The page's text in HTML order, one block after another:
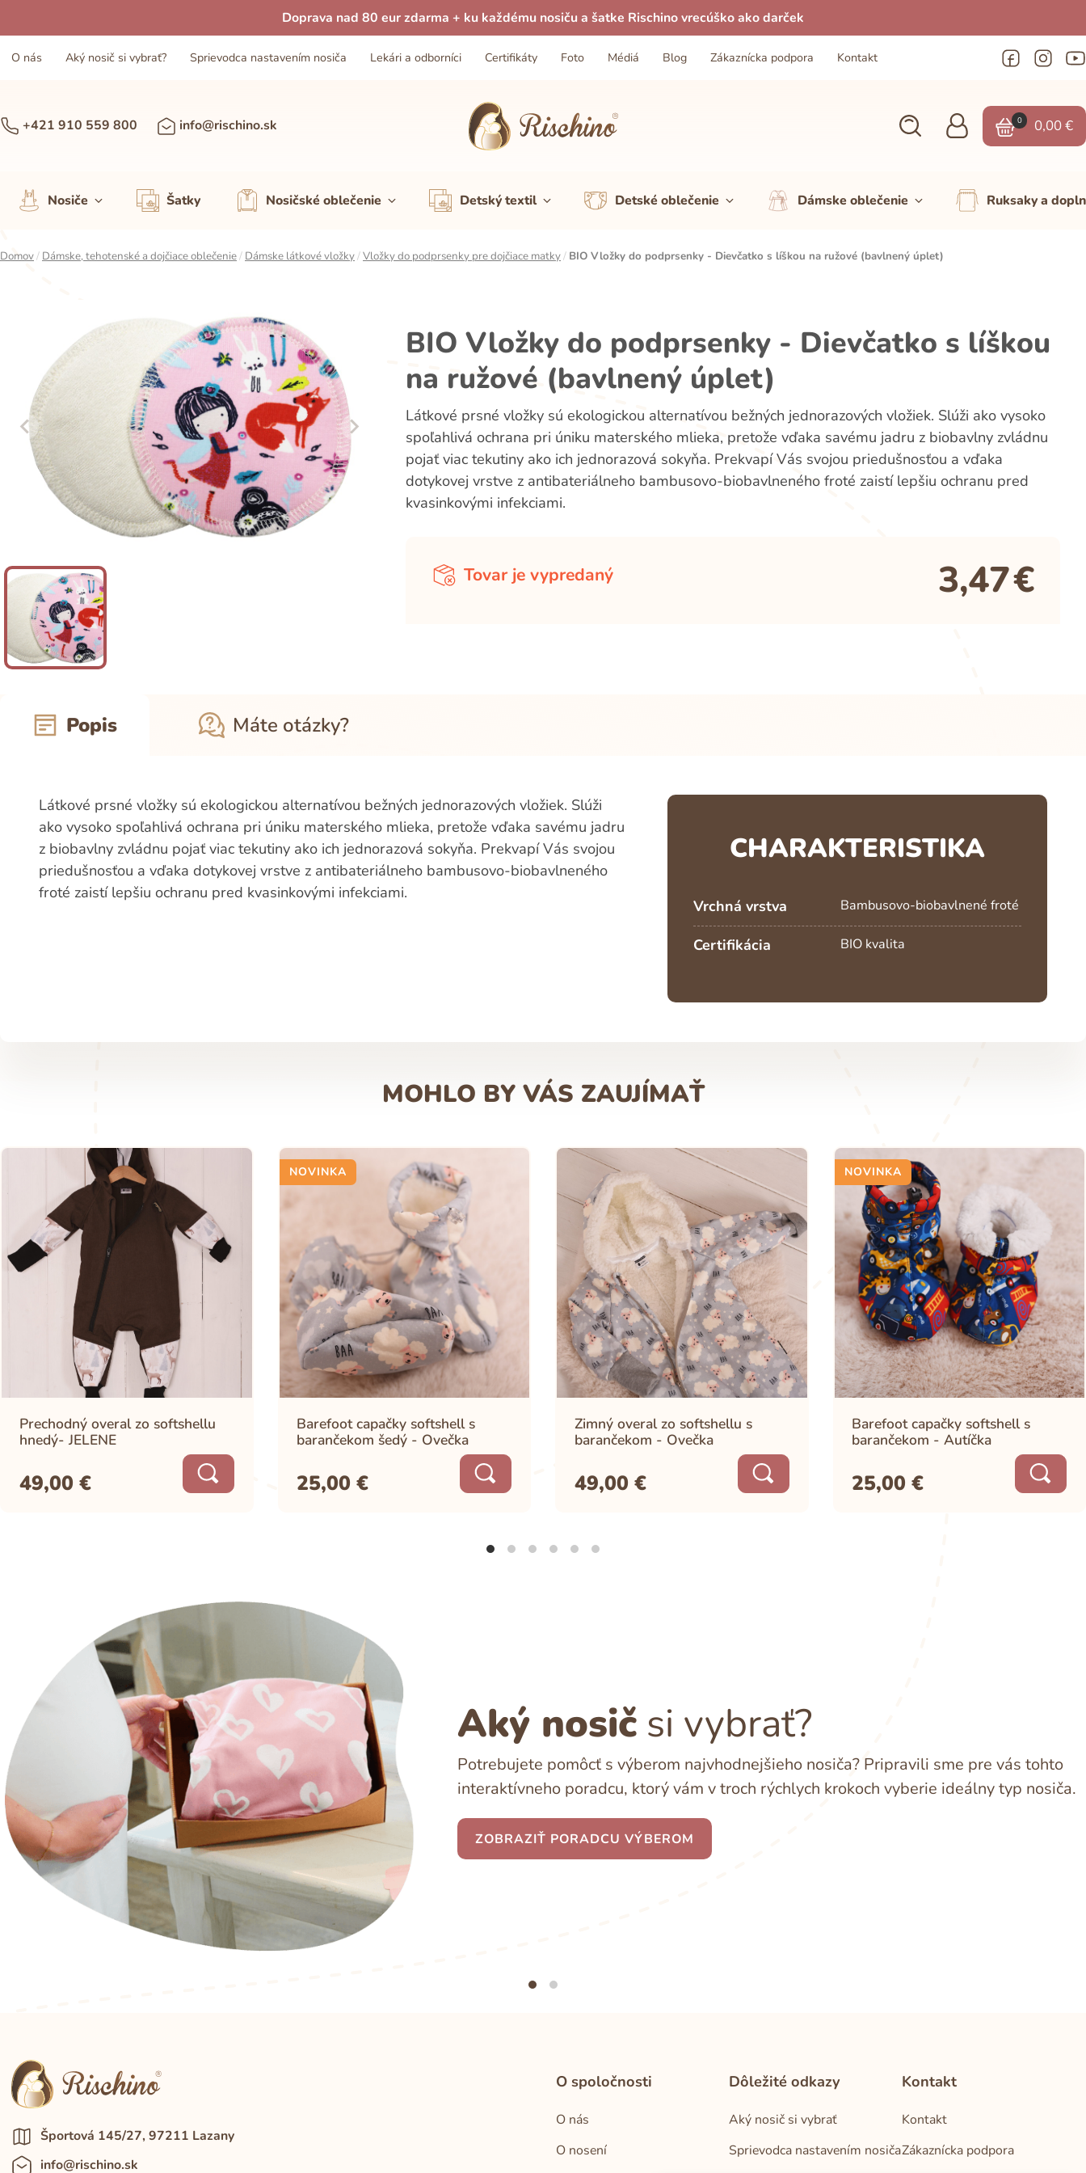
Doprava nad 80 eur zdarma + ku každému nosiču a šatke Rischino vrecúško ako darček
O nás Aký nosič si vybrať? Sprievodca nastavením nosiča Lekári a odborníci Certifikáty Foto Médiá Blog Zákaznícka podpora Kontakt
+421 910 559 800 info@rischino.sk 0 0,00€
Nosiče Šatky Nosičské oblečenie Detský textil Detské oblečenie Dámske oblečenie Ruksaky a
Domov/ Dámske, tehotenské a dojčiace oblečenie/ Dámske látkové vložky/Vložky do podprsenky pre dojčiace matky/ BIO Vložky do podprsenky - Dievčatko s líškou na ružové (bavlnený úplet)
BIO Vložky do podprsenky - Dievčatko s líškou
na ružové (bavlnený úplet)
Látkové prsné vložky sú ekologickou alternatívou bežných jednorazových vložiek. Slúži ako vysoko
spoľahlivá ochrana pri úniku materského mlieka, pretože vďaka savému jadru z biobavlny zvládnu
pojať viac tekutiny ako ich jednorazová sokyňa. Prekvapí Vás svojou priedušnosťou a vďaka
dotykovej vrstve z antibateriálneho bambusovo-biobavlneného froté zaistí lepšiu ochranu pred
kvasinkovými infekciami.
Tovar je vypredaný 3,47€
Popis Máte otázky?
Látkové prsné vložky sú ekologickou alternatívou bežných jednorazových vložiek. Slúži
ako vysoko spoľahlivá ochrana pri úniku materského mlieka, pretože vďaka savému jadru
z biobavlny zvládnu pojať viac tekutiny ako ich jednorazová sokyňa. Prekvapí Vás svojou
priedušnosťou a vďaka dotykovej vrstve z antibateriálneho bambusovo-biobavlneného
froté zaistí lepšiu ochranu pred kvasinkovými infekciami.
CHARAKTERISTIKA
Vrchná vrstva Bambusovo-biobavlnené froté
Certifikácia BIO kvalita
MOHLO BY VÁS ZAUJÍMAŤ
Prechodný overal zo softshellu
hnedý- JELENE
49,00 €
NOVINKA
Barefoot capačky softshell s
barančekom šedý - Ovečka
25,00€
Zimný overal zo softshellu s
barančekom - Ovečka
49,00 €
NOVINKA
Barefoot capačky softshell s
barančekom - Autíčka
25,00€
Aký nosič si vybrať?
Potrebujete pomôcť s výberom najvhodnejšieho nosiča? Pripravili sme pre vás tohto
interaktívneho poradcu, ktorý vám v troch rýchlych krokoch vyberie ideálny typ nosiča.
ZOBRAZIŤ PORADCU VÝBEROM
Športová 145/27, 97211 Lazany
info@rischino.sk
O spoločnosti
O nás
O nosení
Dôležité odkazy
Aký nosič si vybrať
Sprievodca nastavením nosiča
Kontakt
Kontakt
Zákaznícka podpora